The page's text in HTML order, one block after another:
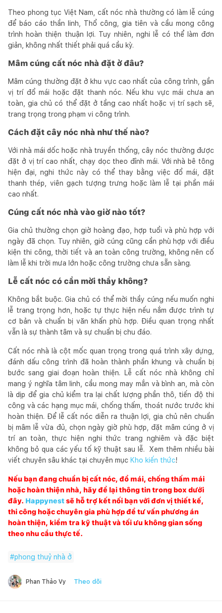
Theo phong tục Việt Nam, cất nóc nhà thường có làm lễ cúng
để báo cáo thần linh, Thổ công, gia tiên và cầu mong công
trình hoàn thiện thuận lợi. Tuy nhiên, nghi lễ có thể làm đơn
giản, không nhất thiết phải quá cầu kỳ.
Mâm cúng cất nóc nhà đặt ở đâu?
Mâm cúng thường đặt ở khu vực cao nhất của công trình, gần
vị trí đổ mái hoặc đặt thanh nóc. Nếu khu vực mái chưa an
toàn, gia chủ có thể đặt ở tầng cao nhất hoặc vị trí sạch sẽ,
trang trọng trong phạm vi công trình.
Cách đặt cây nóc nhà như thế nào?
Với nhà mái dốc hoặc nhà truyền thống, cây nóc thường được
đặt ở vị trí cao nhất, chạy dọc theo đỉnh mái. Với nhà bê tông
hiện đại, nghi thức này có thể thay bằng việc đổ mái, đặt
thanh thép, viên gạch tượng trưng hoặc làm lễ tại phần mái
cao nhất.
Cúng cất nóc nhà vào giờ nào tốt?
Gia chủ thường chọn giờ hoàng đạo, hợp tuổi và phù hợp với
ngày đã chọn. Tuy nhiên, giờ cúng cũng cần phù hợp với điều
kiện thi công, thời tiết và an toàn công trường, không nên cố
làm lễ khi trời mưa lớn hoặc công trường chưa sẵn sàng.
Lễ cất nóc có cần mời thầy không?
Không bắt buộc. Gia chủ có thể mời thầy cúng nếu muốn nghi
lễ trang trọng hơn, hoặc tự thực hiện nếu nắm được trình tự
cơ bản và chuẩn bị văn khấn phù hợp. Điều quan trọng nhất
vẫn là sự thành tâm và sự chuẩn bị chu đáo.
Cất nóc nhà là cột mốc quan trọng trong quá trình xây dựng,
đánh dấu công trình đã hoàn thành phần khung và chuẩn bị
bước sang giai đoạn hoàn thiện. Lễ cất nóc nhà không chỉ
mang ý nghĩa tâm linh, cầu mong may mắn và bình an, mà còn
là dịp để gia chủ kiểm tra lại chất lượng phần thô, tiến độ thi
công và các hạng mục mái, chống thấm, thoát nước trước khi
hoàn thiện. Để lễ cất nóc diễn ra thuận lợi, gia chủ nên chuẩn
bị mâm lễ vừa đủ, chọn ngày giờ phù hợp, đặt mâm cúng ở vị
trí an toàn, thực hiện nghi thức trang nghiêm và đặc biệt
không bỏ qua các yếu tố kỹ thuật sau lễ. Xem thêm nhiều bài
viết chuyên sâu khác tại chuyên mục Kho kiến thức!
Nếu bạn đang chuẩn bị cất nóc, đổ mái, chống thấm mái
hoặc hoàn thiện nhà, hãy để lại thông tin trong box dưới
đây. Happynestsẽ hỗ trợ kết nối bạn với đơn vị thiết kế,
thi công hoặc chuyên gia phù hợp để tư vấn phương án
hoàn thiện, kiểm tra kỹ thuật và tối ưu không gian sống
theo nhu cầu thực tế.
#phong thuỷ nhà ở
Phan Thảo Vy Theo dõi